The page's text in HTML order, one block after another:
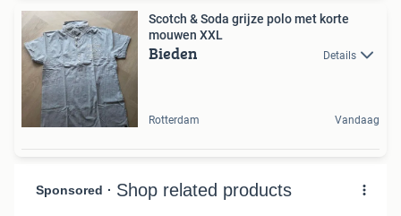
Scotch & Soda grijze polo met korte
mouwen XXL
Bieden Details
Rotterdam Vandaag